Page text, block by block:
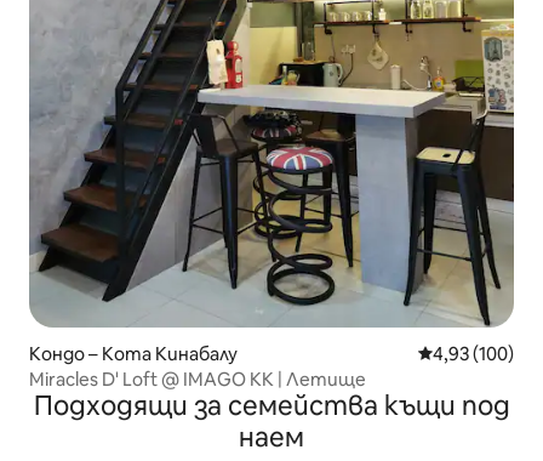
Кондо – Кота Кинабалу Средна
4,93 (100)
Miracles D' Loft @ IMAGO KK | Летище
Подходящи за семейства къщи под
наем